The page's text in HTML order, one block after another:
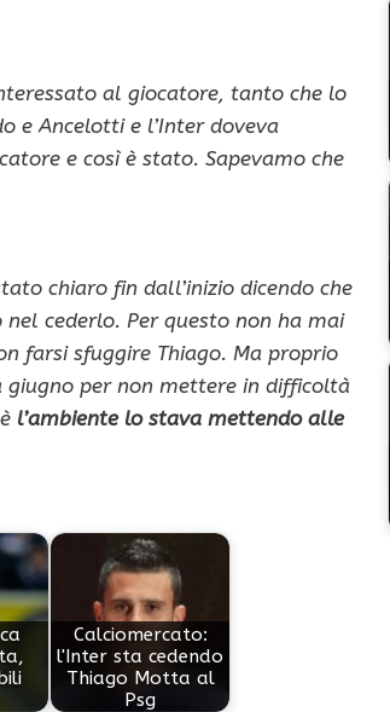
al giocatore, tanto che lo
e Ancelotti e l’Inter doveva
e così è stato. Sapevamo che
chiaro fin dall’inizio dicendo che
nel cederlo. Per questo non ha mai
farsi sfuggire Thiago. Ma proprio
giugno per non mettere in difficoltà
l’ambiente lo stava mettendo alle
Calciomercato:
l'Inter sta cedendo
Thiago Motta al
Psg